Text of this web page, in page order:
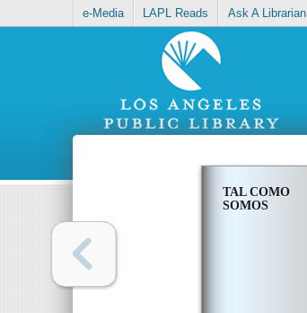
e-Media LAPL Reads Ask A Librarian
TAL COMO
SOMOS